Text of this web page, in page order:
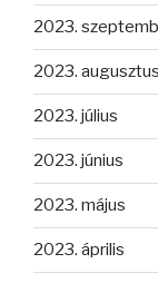
2023.
2023. augusztus
2023. július
2023. június
2023. május
2023. április